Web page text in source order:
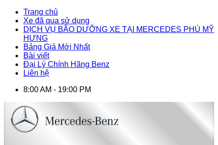
Trang chủ
Xe đã qua sử dụng
DỊCH VỤ BÃO DƯỠNG XE TẠI MERCEDES PHÚ MỸ
HƯNG
Bảng Giá Mới Nhất
Bài viết
Đại Lý Chính Hãng Benz
Liên hệ
8:00 AM - 19:00 PM